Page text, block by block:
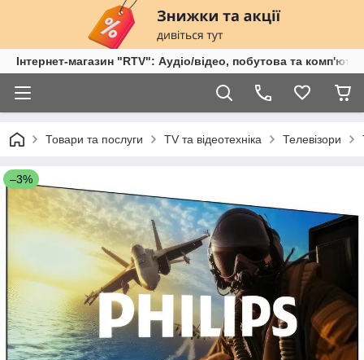
Інтернет-магазин "RTV": Аудіо/відео, побутова та
Товари та послуги TV та відеотехніка Телевізори
–3%